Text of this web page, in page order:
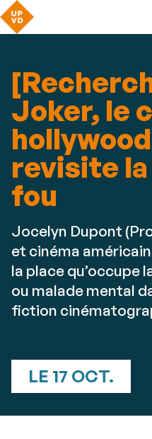
Joker, le
revisite
fou
Jocelyn Dupont
et cinéma
la place qu’occupe
ou malade mental
fiction
LE 17 OCT.